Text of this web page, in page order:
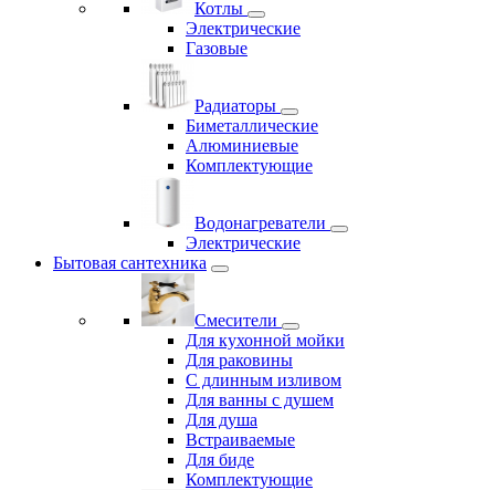
Котлы
Электрические
Газовые
Радиаторы
Биметаллические
Алюминиевые
Комплектующие
Водонагреватели
Электрические
Бытовая сантехника
Смесители
Для кухонной мойки
Для раковины
С длинным изливом
Для ванны с душем
Для душа
Встраиваемые
Для биде
Комплектующие